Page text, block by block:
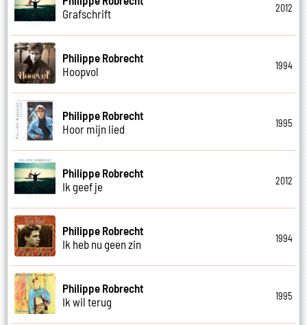
Grafschrift
2012
Philippe Robrecht
Hoopvol
1994
Philippe Robrecht
Hoor mijn lied
1995
Philippe Robrecht
Ik geef je
2012
Philippe Robrecht
Ik heb nu geen zin
1994
Philippe Robrecht
Ik wil terug
1995